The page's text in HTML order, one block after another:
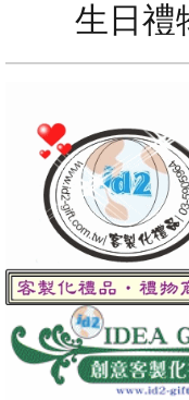
生日禮